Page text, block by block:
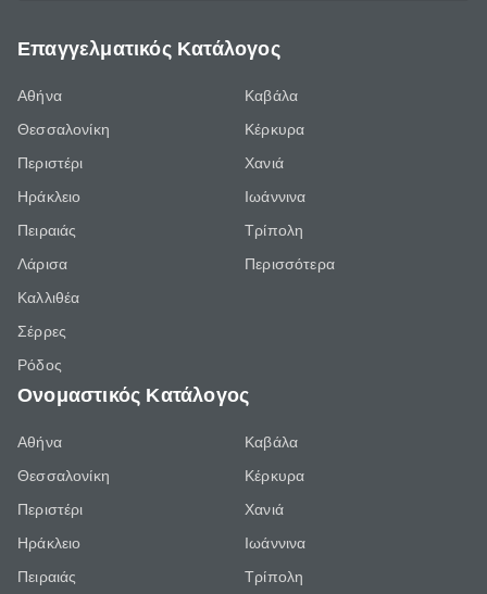
Επαγγελματικός Κατάλογος
Αθήνα
Θεσσαλονίκη
Περιστέρι
Ηράκλειο
Πειραιάς
Λάρισα
Καλλιθέα
Σέρρες
Ρόδος
Καβάλα
Κέρκυρα
Χανιά
Ιωάννινα
Τρίπολη
Περισσότερα
Ονομαστικός Κατάλογος
Αθήνα
Θεσσαλονίκη
Περιστέρι
Ηράκλειο
Πειραιάς
Καβάλα
Κέρκυρα
Χανιά
Ιωάννινα
Τρίπολη